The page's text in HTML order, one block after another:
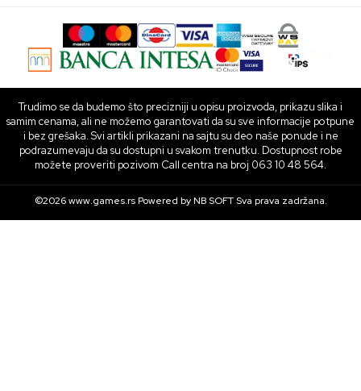
Trudimo se da budemo što precizniji u opisu proizvoda, prikazu slika i
samim cenama, ali ne možemo garantovati da su sve informacije potpune
i bez grešaka. Svi artikli prikazani na sajtu su deo naše ponude i ne
podrazumevaju da su dostupni u svakom trenutku. Dostupnost robe
možete proveriti pozivom Call centra na broj 063 10 48 564.
©2026www.games.rs Powered byNB SOFTSva prava zadržana.